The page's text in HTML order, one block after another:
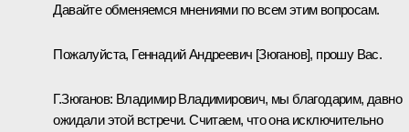
Давайте обменяемся мнениями по всем этим вопросам.
Пожалуйста, Геннадий Андреевич [Зюганов], прошу Вас.
Г.Зюганов: Владимир Владимирович, мы благодарим, давно
ожидали этой встречи. Считаем, что она исключительно